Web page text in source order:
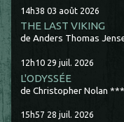
14h38 03 août 2026
THE LAST VIKING
de Anders Thomas
12h10 29 juil. 2026
L'ODYSSÉE
de Christopher Nolan
15h57 28 juil. 2026